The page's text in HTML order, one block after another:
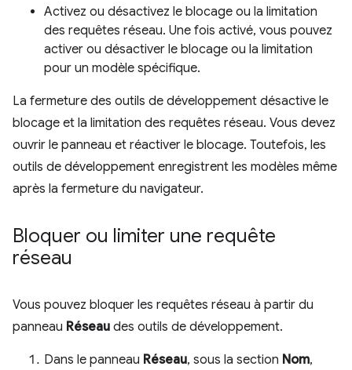
Activez ou désactivez le blocage ou la limitation
des requêtes réseau. Une fois activé, vous pouvez
activer ou désactiver le blocage ou la limitation
pour un modèle spécifique.
La fermeture des outils de développement désactive le
blocage et la limitation des requêtes réseau. Vous devez
ouvrir le panneau et réactiver le blocage. Toutefois, les
outils de développement enregistrent les modèles même
après la fermeture du navigateur.
Bloquer ou limiter une requête
réseau
Vous pouvez bloquer les requêtes réseau à partir du
panneau Réseau des outils de développement.
Dans le panneau Réseau, sous la section Nom,